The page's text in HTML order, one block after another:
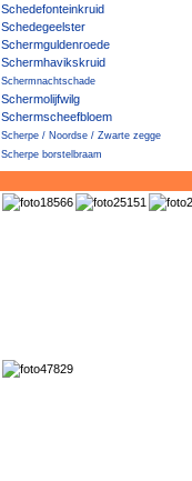
Schedefonteinkruid
Schedegeelster
Schermguldenroede
Schermhavikskruid
Schermnachtschade
Schermolijfwilg
Schermscheefbloem
Scherpe / Noordse / Zwarte zegge
Scherpe borstelbraam
Scherpe boterbloem
Scherpe fijnstraal
Scherpe struweelbraam
Schietwilg